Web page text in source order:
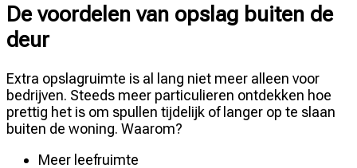
De voordelen van opslag buiten de
deur
Extra opslagruimte is al lang niet meer alleen voor
bedrijven. Steeds meer particulieren ontdekken hoe
prettig het is om spullen tijdelijk of langer op te slaan
buiten de woning. Waarom?
Meer leefruimte